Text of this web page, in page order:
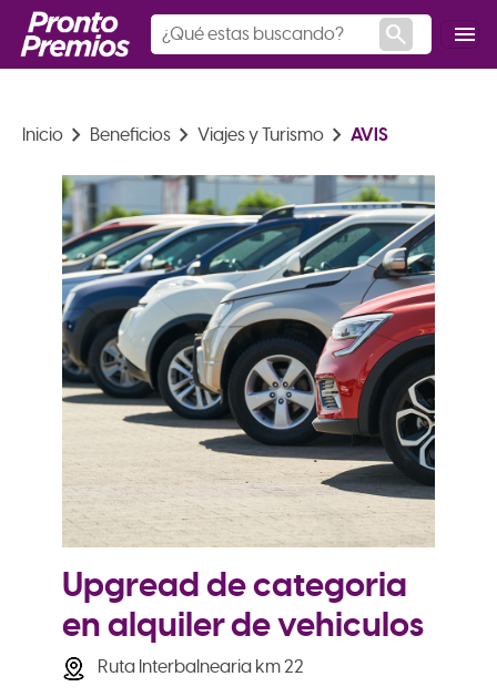
search menu
Iniciokeyboard_arrow_right Beneficioskeyboard_arrow_right Viajes y Turismokeyboard_arrow_right AVIS
Upgread de categoria
en alquiler de vehiculos
Ruta Interbalnearia km 22